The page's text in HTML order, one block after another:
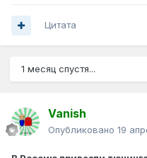
Цитата
1 месяц спустя...
Vanish
Опубликовано 19